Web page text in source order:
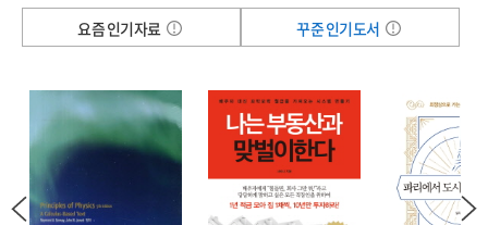
요즘 인기자료
꾸준 인기도서